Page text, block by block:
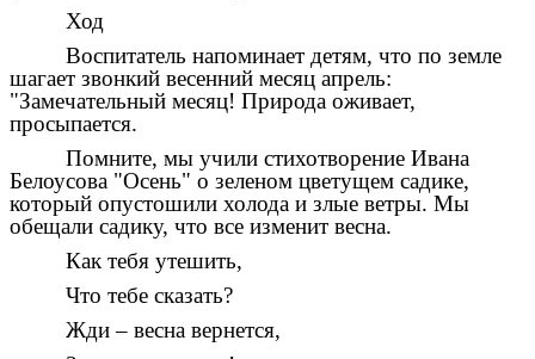
Ход
Воспитатель напоминает детям, что по земле
шагает звонкий весенний месяц апрель:
"Замечательный месяц! Природа оживает,
просыпается.
Помните, мы учили стихотворение Ивана
Белоусова "Осень" о зеленом цветущем садике,
который опустошили холода и злые ветры. Мы
обещали садику, что все изменит весна.
Как тебя утешить,
Что тебе сказать?
Жди – весна вернется,